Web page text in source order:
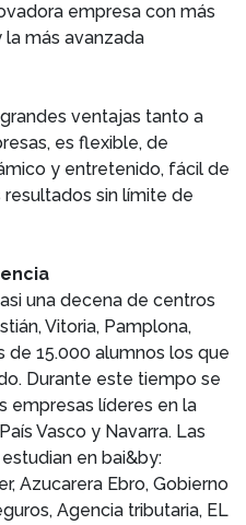
empresa con más
más avanzada
ventajas tanto a
es flexible, de
y entretenido, fácil de
sin límite de
una decena de centros
Vitoria, Pamplona,
de 15.000 alumnos los que
Durante este tiempo se
empresas líderes en la
Vasco y Navarra. Las
en bai&by:
Azucarera Ebro, Gobierno
Agencia tributaria, EL